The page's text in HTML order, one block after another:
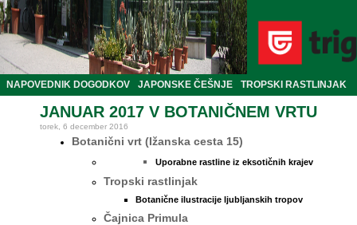
NAPOVEDNIK DOGODKOV JAPONSKE ČEŠNJE TROPSKI RASTLINJAK
JANUAR 2017 V BOTANIČNEM VRTU
torek, 6 december 2016
Botanični vrt (Ižanska cesta 15)
Uporabne rastline iz eksotičnih krajev
Tropski rastlinjak
Botanične ilustracije ljubljanskih tropov
Čajnica Primula